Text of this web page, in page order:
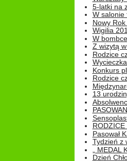
5-latki na
W salonie
Nowy
Wigilia
W bombce
Z wizytą
Rodzice
Konkurs
Rodzice
13
Pasował
Tydzień z
„
Dzień